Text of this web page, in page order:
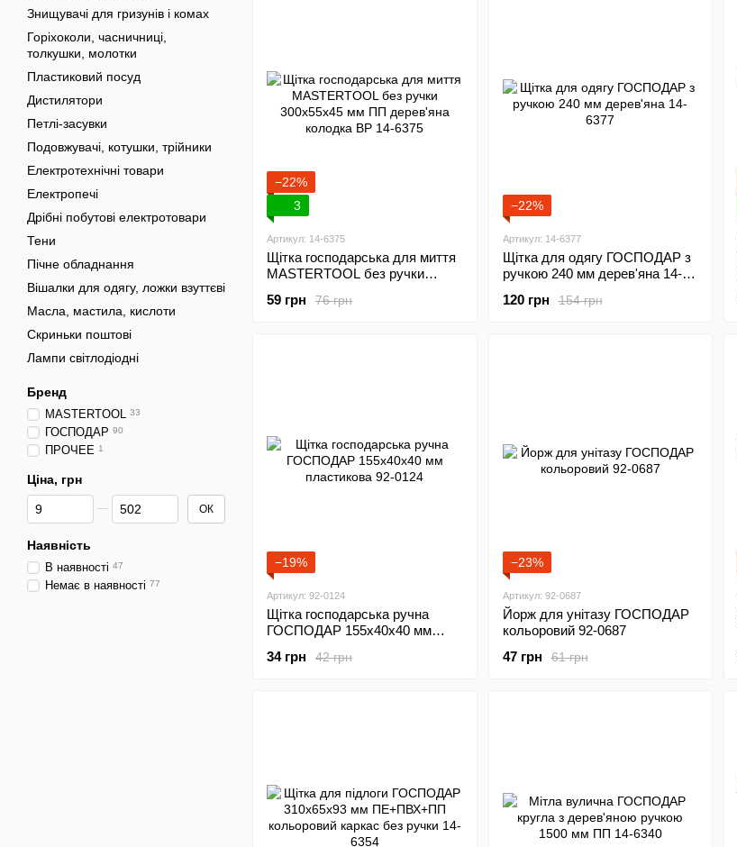
−22%
3
Артикул: 14-6375
Щітка господарська для миття
MASTERTOOL без ручки
колодка ВР 14-6375
76 грн
59 грн
−22%
Артикул: 14-6377
Щітка для одягу ГОСПОДАР з
ручкою 240 мм дерев'яна 14-
154 грн
120 грн
−19%
Артикул: 92-0124
Щітка господарська ручна
ГОСПОДАР 155х40х40 мм
42 грн
34 грн
−23%
Артикул: 92-0687
Йорж для унітазу ГОСПОДАР
кольоровий 92-0687
61 грн
47 грн
Знищувачі для гризунів і комах
Горіхоколи, часничниці,
толкушки, молотки
Пластиковий посуд
Дистилятори
Петлі-засувки
Подовжувачі, котушки, трійники
Електротехнічні товари
Електропечі
Дрібні побутові електротовари
Тени
Пічне обладнання
Вішалки для одягу, ложки взуттєві
Масла, мастила, кислоти
Скриньки поштові
Лампи світлодіодні
Бренд
MASTERTOOL 33
ГОСПОДАР 90
ПРОЧЕЕ 1
Ціна, грн
Від Ціна, грн
До Ціна, грн ОК
Наявність
В наявності 47
Немає в наявності 77